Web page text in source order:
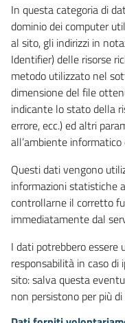
In questa categoria di
dominio dei computer
al sito, gli indirizzi in
Identifier) delle risorse
metodo utilizzato nel
dimensione del file
indicante lo stato della
errore, ecc.) ed altri
all’ambiente informatico
Questi dati vengono
informazioni statistiche
controllarne il corretto
immediatamente dal
I dati potrebbero essere
responsabilità in caso
sito: salva questa
non persistono per più